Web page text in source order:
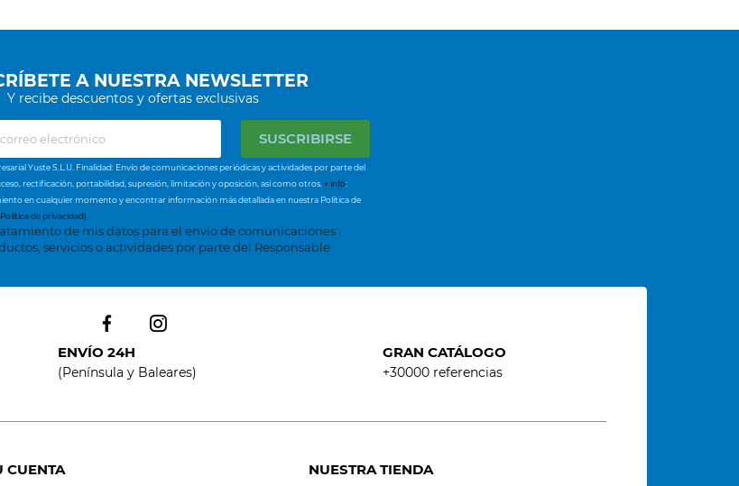
A NUESTRA NEWSLETTER
Y recibe descuentos y ofertas exclusivas
Yuste S.L.U. Finalidad: Envío de comunicaciones periódicas y actividades por parte del
rectificación, portabilidad, supresión, limitación y oposición, así como otros. + info:
en cualquier momento y encontrar información más detallada en nuestra Política de
de privacidad)
de mis datos para el envío de comunicaciones
servicios o actividades por parte del Responsable
ENVÍO 24H
(Península y Baleares)
GRAN CATÁLOGO
+30000 referencias
CUENTA
NUESTRA TIENDA